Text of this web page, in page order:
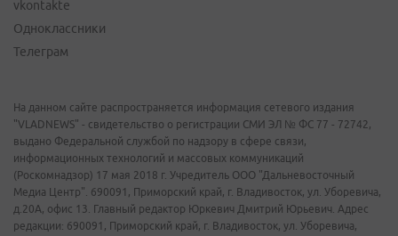
vkontakte
Одноклассники
Телеграм
На данном сайте распространяется информация сетевого издания
"VLADNEWS" - свидетельство о регистрации СМИ ЭЛ № ФС 77 - 72742,
выдано Федеральной службой по надзору в сфере связи,
информационных технологий и массовых коммуникаций
(Роскомнадзор) 17 мая 2018 г. Учредитель ООО "Дальневосточный
Медиа Центр". 690091, Приморский край, г. Владивосток, ул. Уборевича,
д.20А, офис 13. Главный редактор Юркевич Дмитрий Юрьевич. Адрес
редакции: 690091, Приморский край, г. Владивосток, ул. Уборевича,